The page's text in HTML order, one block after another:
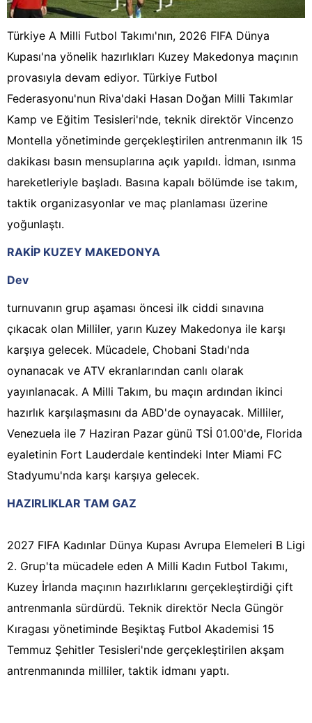
Türkiye A Milli Futbol Takımı'nın, 2026 FIFA Dünya
Kupası'na yönelik hazırlıkları Kuzey Makedonya maçının
provasıyla devam ediyor. Türkiye Futbol
Federasyonu'nun Riva'daki Hasan Doğan Milli Takımlar
Kamp ve Eğitim Tesisleri'nde, teknik direktör Vincenzo
Montella yönetiminde gerçekleştirilen antrenmanın ilk 15
dakikası basın mensuplarına açık yapıldı. İdman, ısınma
hareketleriyle başladı. Basına kapalı bölümde ise takım,
taktik organizasyonlar ve maç planlaması üzerine
yoğunlaştı.
RAKİP KUZEY MAKEDONYA
Dev
turnuvanın grup aşaması öncesi ilk ciddi sınavına
çıkacak olan Milliler, yarın Kuzey Makedonya ile karşı
karşıya gelecek. Mücadele, Chobani Stadı'nda
oynanacak ve ATV ekranlarından canlı olarak
yayınlanacak. A Milli Takım, bu maçın ardından ikinci
hazırlık karşılaşmasını da ABD'de oynayacak. Milliler,
Venezuela ile 7 Haziran Pazar günü TSİ 01.00'de, Florida
eyaletinin Fort Lauderdale kentindeki Inter Miami FC
Stadyumu'nda karşı karşıya gelecek.
HAZIRLIKLAR TAM GAZ
2027 FIFA Kadınlar Dünya Kupası Avrupa Elemeleri B Ligi
2. Grup'ta mücadele eden A Milli Kadın Futbol Takımı,
Kuzey İrlanda maçının hazırlıklarını gerçekleştirdiği çift
antrenmanla sürdürdü. Teknik direktör Necla Güngör
Kıragası yönetiminde Beşiktaş Futbol Akademisi 15
Temmuz Şehitler Tesisleri'nde gerçekleştirilen akşam
antrenmanında milliler, taktik idmanı yaptı.